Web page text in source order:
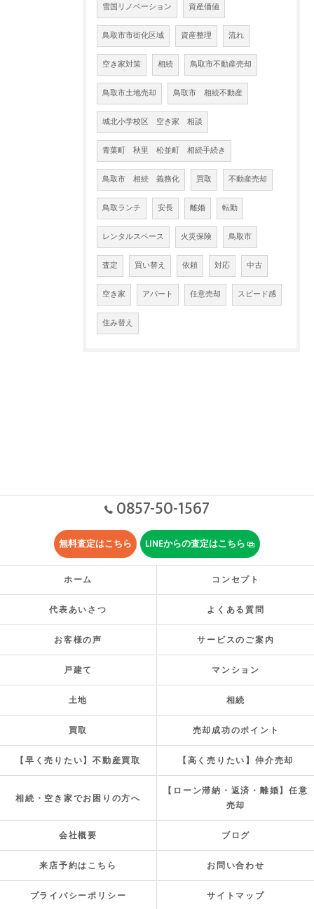
雪国リノベーション 資産価値
鳥取市市街化区域 資産整理 流れ
空き家対策 相続 鳥取市不動産売却
鳥取市土地売却 鳥取市 相続不動産
城北小学校区 空き家 相談
青葉町 秋里 松並町 相続手続き
鳥取市 相続 義務化 買取 不動産売却
鳥取ランチ 安長 離婚 転勤
レンタルスペース 火災保険 鳥取市
査定 買い替え 依頼 対応 中古
空き家 アパート 任意売却 スピード感
住み替え
0857-50-1567
無料査定はこちら LINEからの査定はこちら
ホーム コンセプト
代表あいさつ よくある質問
お客様の声 サービスのご案内
戸建て マンション
土地 相続
買取 売却成功のポイント
【早く売りたい】不動産買取 【高く売りたい】仲介売却
相続・空き家でお困りの方へ
【ローン滞納・返済・離婚】任意
売却
会社概要 ブログ
来店予約はこちら お問い合わせ
プライバシーポリシー サイトマップ